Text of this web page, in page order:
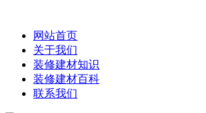
网站首页
关于我们
装修建材知识
装修建材百科
联系我们